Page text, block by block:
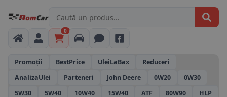
0
Promoții BestPrice UleiLaBax
Reduceri
AnalizaUlei
Parteneri John Deere 0W20
0W30
5W30
5W40 10W40 15W40 ATF 80W90
HLP